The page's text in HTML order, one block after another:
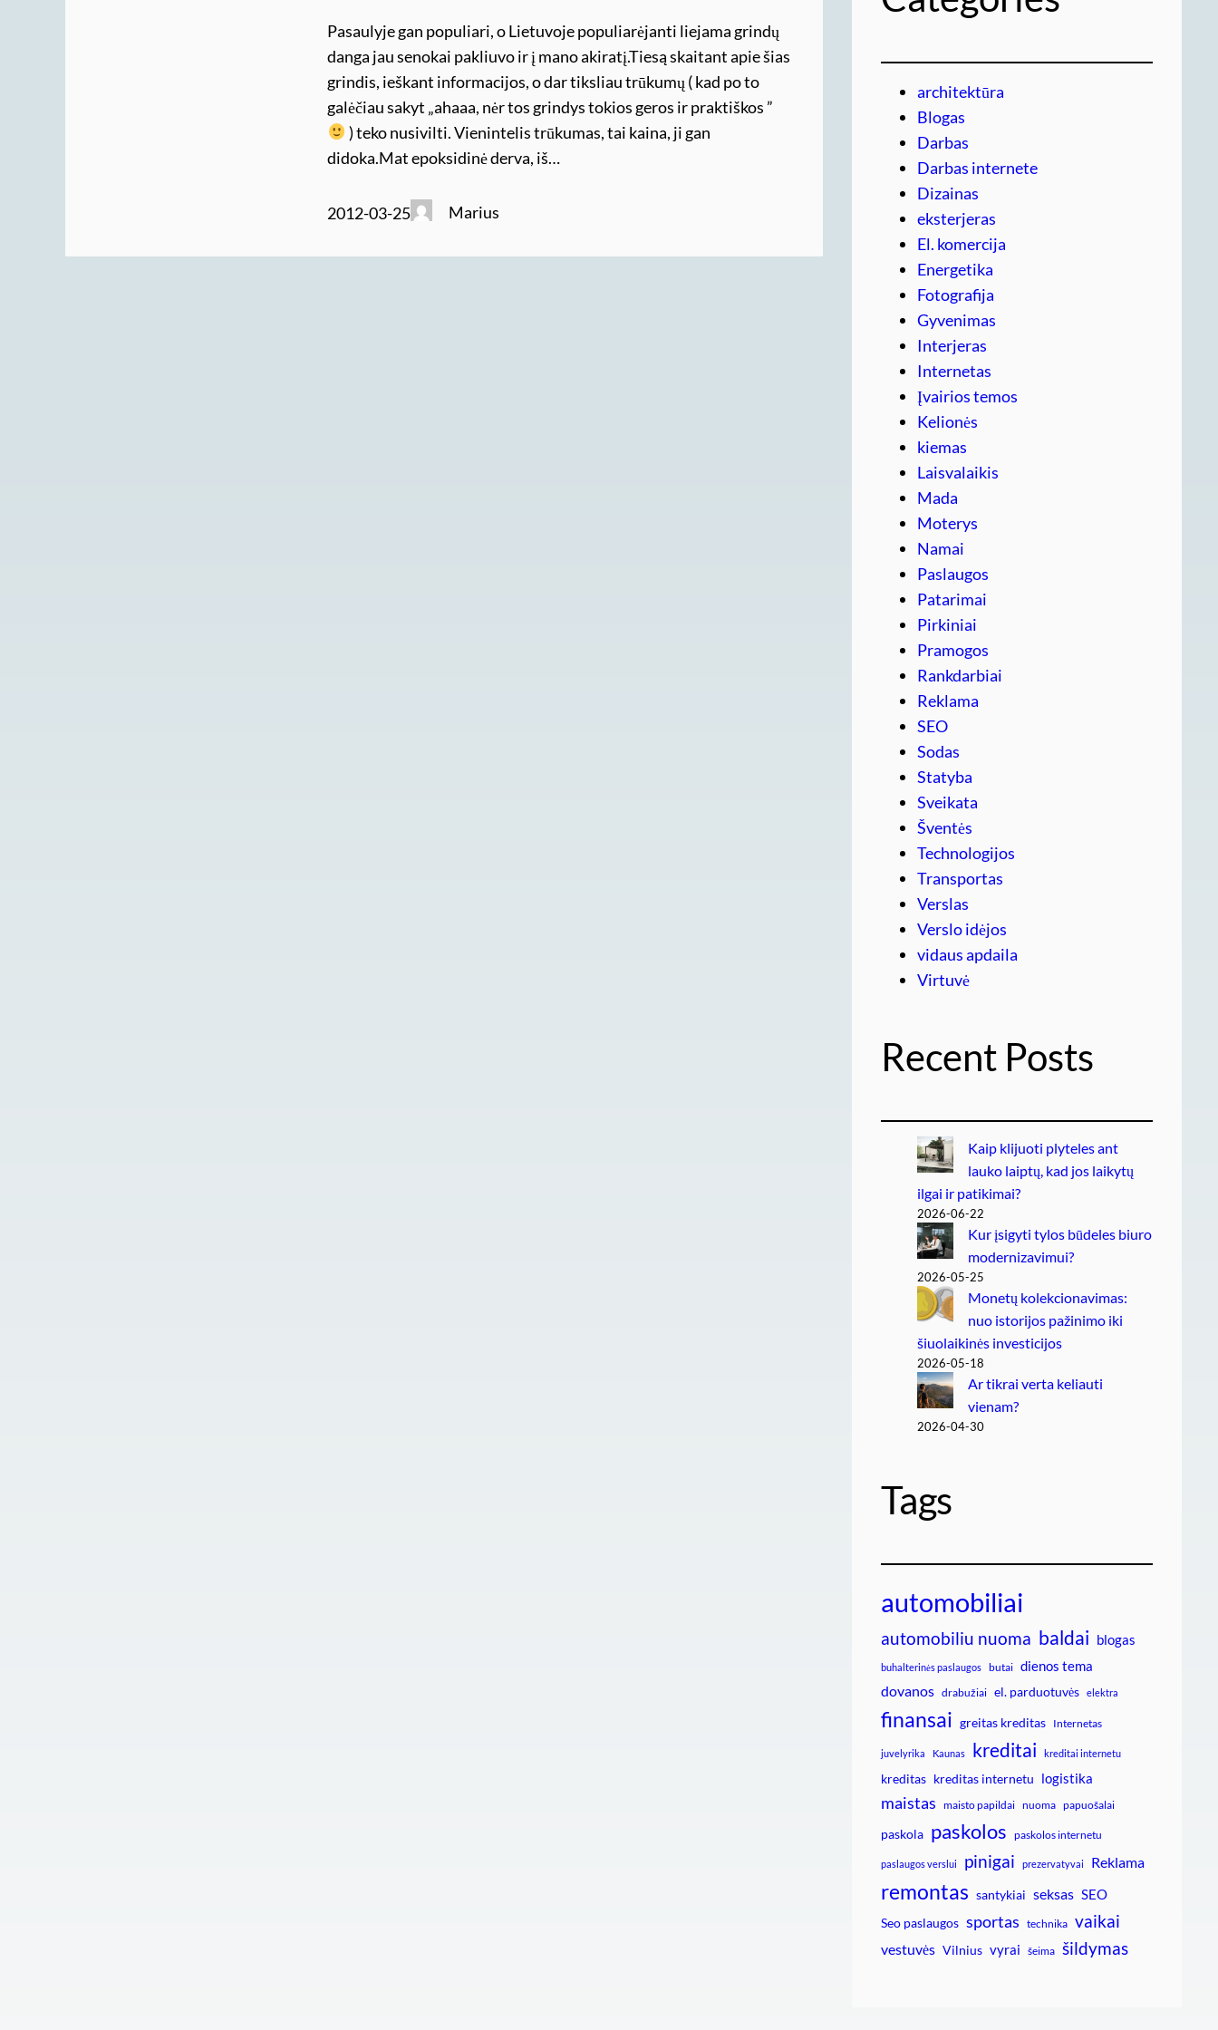
Pasaulyje gan populiari, o Lietuvoje populiarėjanti liejama grindų
danga jau senokai pakliuvo ir į mano akiratį.Tiesą skaitant apie šias
grindis, ieškant informacijos, o dar tiksliau trūkumų ( kad po to
galėčiau sakyt „ahaaa, nėr tos grindys tokios geros ir praktiškos ”
) teko nusivilti. Vienintelis trūkumas, tai kaina, ji gan
didoka.Mat epoksidinė derva, iš…
2012-03-25 Marius
architektūra
Blogas
Darbas
Darbas internete
Dizainas
eksterjeras
El. komercija
Energetika
Fotografija
Gyvenimas
Interjeras
Internetas
Įvairios temos
Kelionės
kiemas
Laisvalaikis
Mada
Moterys
Namai
Paslaugos
Patarimai
Pirkiniai
Pramogos
Rankdarbiai
Reklama
SEO
Sodas
Statyba
Sveikata
Šventės
Technologijos
Transportas
Verslas
Verslo idėjos
vidaus apdaila
Virtuvė
Recent Posts
Kaip klijuoti plyteles ant
lauko laiptų, kad jos laikytų
ilgai ir patikimai?
2026-06-22
Kur įsigyti tylos būdeles biuro
modernizavimui?
2026-05-25
Monetų kolekcionavimas:
nuo istorijos pažinimo iki
šiuolaikinės investicijos
2026-05-18
Ar tikrai verta keliauti
vienam?
2026-04-30
Tags
automobiliai
automobiliu nuoma baldai blogas
buhalterinės paslaugos butai dienos tema
dovanos drabužiai el. parduotuvės elektra
finansai greitas kreditas Internetas
juvelyrika Kaunas kreditai kreditai internetu
kreditas kreditas internetu logistika
maistas maisto papildai nuoma papuošalai
paskola paskolos paskolos internetu
paslaugos verslui pinigai prezervatyvai Reklama
remontas santykiai seksas SEO
Seo paslaugos sportas technika vaikai
vestuvės Vilnius vyrai šeima šildymas